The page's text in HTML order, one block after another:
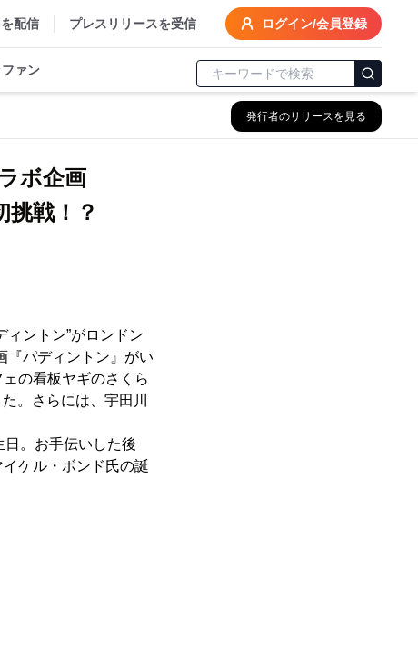
配信 プレスリリースを受信 ログイン/会員登録
ァン
発行者のリリースを見る
ボ企画
ントン”がロンドン
『パディントン』がい
の看板ヤギのさくら
。さらには、宇田川
。お手伝いした後
ケル・ボンド氏の誕